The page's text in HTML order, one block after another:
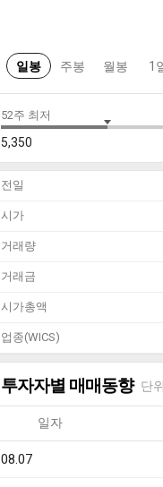
일봉 주봉 월봉 1
52주 최저
5,350
전일
시가
거래량
거래금
시가총액
업종(WICS)
투자자별 매매동향 단
일자
08.07